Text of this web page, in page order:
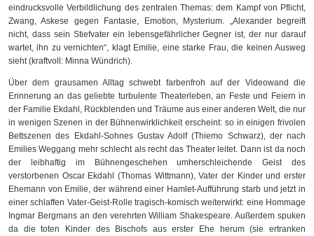
eindrucksvolle Verbildlichung des zentralen Themas: dem Kampf von Pflicht,
Zwang, Askese gegen Fantasie, Emotion, Mysterium. „Alexander begreift
nicht, dass sein Stiefvater ein lebensgefährlicher Gegner ist, der nur darauf
wartet, ihn zu vernichten“, klagt Emilie, eine starke Frau, die keinen Ausweg
sieht (kraftvoll: Minna Wündrich).
Über dem grausamen Alltag schwebt farbenfroh auf der Videowand die
Erinnerung an das geliebte turbulente Theaterleben, an Feste und Feiern in
der Familie Ekdahl, Rückblenden und Träume aus einer anderen Welt, die nur
in wenigen Szenen in der Bühnenwirklichkeit erscheint: so in einigen frivolen
Bettszenen des Ekdahl-Sohnes Gustav Adolf (Thiemo Schwarz), der nach
Emilies Weggang mehr schlecht als recht das Theater leitet. Dann ist da noch
der leibhaftig im Bühnengeschehen umherschleichende Geist des
verstorbenen Oscar Ekdahl (Thomas Wittmann), Vater der Kinder und erster
Ehemann von Emilie, der während einer Hamlet-Aufführung starb und jetzt in
einer schlaffen Vater-Geist-Rolle tragisch-komisch weiterwirkt: eine Hommage
Ingmar Bergmans an den verehrten William Shakespeare. Außerdem spuken
da die toten Kinder des Bischofs aus erster Ehe herum (sie ertranken